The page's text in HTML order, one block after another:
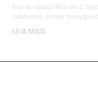
Foz do Iguaçu fica em 1°
habitantes. A rede municipal
LEIA MAIS